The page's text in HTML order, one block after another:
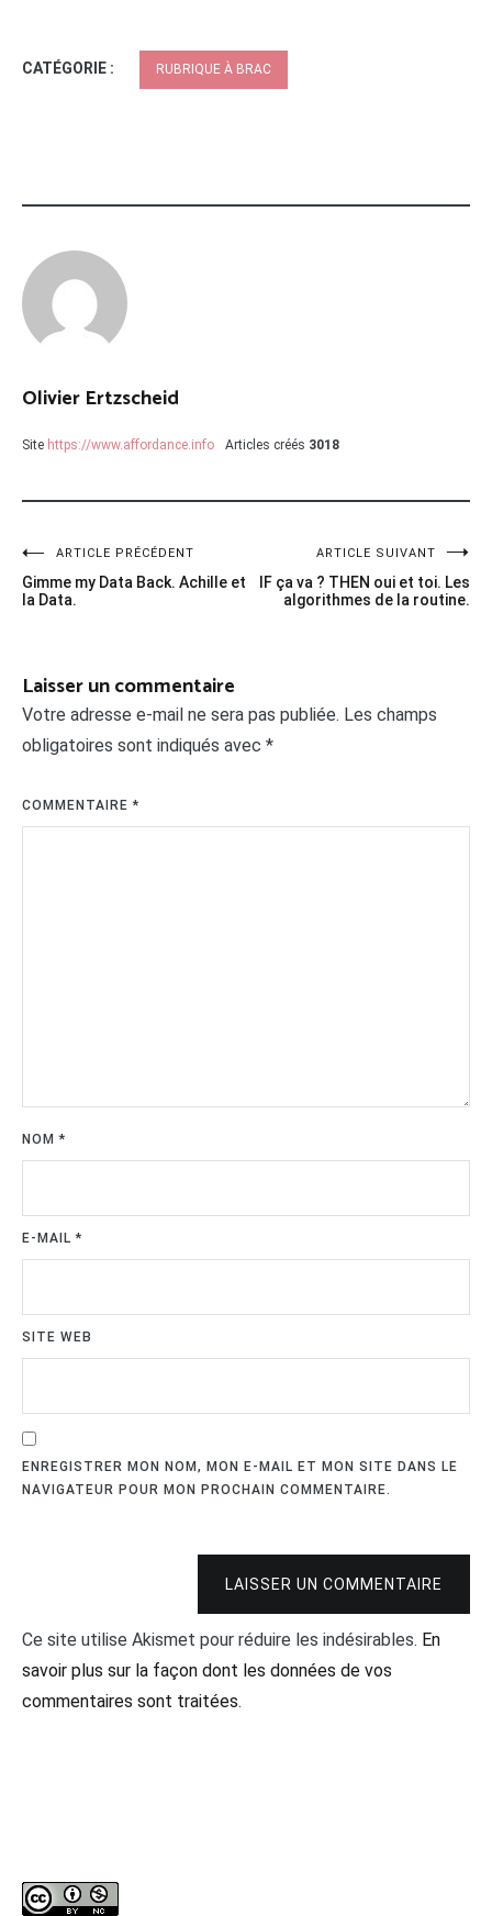
CATÉGORIE : RUBRIQUE À BRAC
Olivier Ertzscheid
Site https://www.affordance.info Articles créés 3018
Navigation
de
ARTICLE PRÉCÉDENT
Gimme my Data Back. Achille et
la Data.
ARTICLE SUIVANT
IF ça va ? THEN oui et toi. Les
algorithmes de la routine.
Laisser un commentaire
Votre adresse e-mail ne sera pas publiée. Les champs
obligatoires sont indiqués avec *
COMMENTAIRE*
NOM*
E-MAIL*
SITE WEB
ENREGISTRER MON NOM, MON E-MAIL ET MON SITE DANS LE
NAVIGATEUR POUR MON PROCHAIN COMMENTAIRE.
LAISSER UN COMMENTAIRE
Ce site utilise Akismet pour réduire les indésirables. En
savoir plus sur la façon dont les données de vos
commentaires sont traitées.